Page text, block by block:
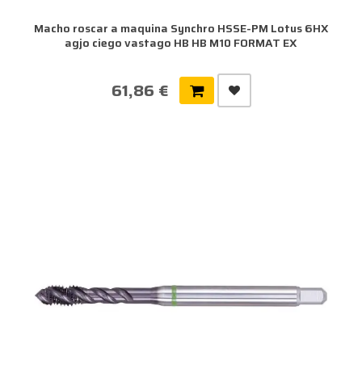
Macho roscar a maquina Synchro HSSE-PM Lotus 6HX
agjo ciego vastago HB HB M10 FORMAT EX
61,86 €